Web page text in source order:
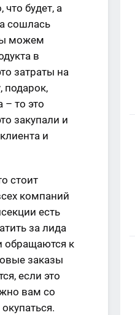
будет, а
сошлась
можем
в
затраты на
подарок,
– то это
закупали и
и
стоит
компаний
есть
за лида
обращаются к
заказы
если это
вам со